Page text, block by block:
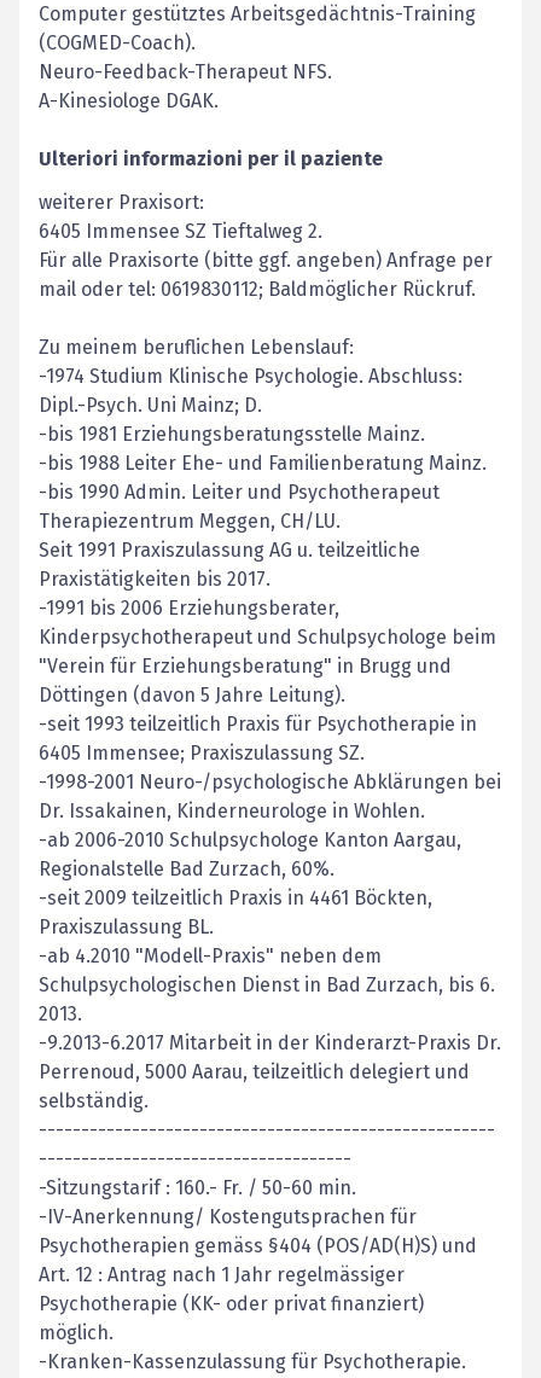
Computer gestütztes Arbeitsgedächtnis-Training
(COGMED-Coach).
Neuro-Feedback-Therapeut NFS.
A-Kinesiologe DGAK.
Ulteriori informazioni per il paziente
weiterer Praxisort:
6405 Immensee SZ Tieftalweg 2.
Für alle Praxisorte (bitte ggf. angeben) Anfrage per
mail oder tel: 0619830112; Baldmöglicher Rückruf.
Zu meinem beruflichen Lebenslauf:
-1974 Studium Klinische Psychologie. Abschluss:
Dipl.-Psych. Uni Mainz; D.
-bis 1981 Erziehungsberatungsstelle Mainz.
-bis 1988 Leiter Ehe- und Familienberatung Mainz.
-bis 1990 Admin. Leiter und Psychotherapeut
Therapiezentrum Meggen, CH/LU.
Seit 1991 Praxiszulassung AG u. teilzeitliche
Praxistätigkeiten bis 2017.
-1991 bis 2006 Erziehungsberater,
Kinderpsychotherapeut und Schulpsychologe beim
"Verein für Erziehungsberatung" in Brugg und
Döttingen (davon 5 Jahre Leitung).
-seit 1993 teilzeitlich Praxis für Psychotherapie in
6405 Immensee; Praxiszulassung SZ.
-1998-2001 Neuro-/psychologische Abklärungen bei
Dr. Issakainen, Kinderneurologe in Wohlen.
-ab 2006-2010 Schulpsychologe Kanton Aargau,
Regionalstelle Bad Zurzach, 60%.
-seit 2009 teilzeitlich Praxis in 4461 Böckten,
Praxiszulassung BL.
-ab 4.2010 "Modell-Praxis" neben dem
Schulpsychologischen Dienst in Bad Zurzach, bis 6.
2013.
-9.2013-6.2017 Mitarbeit in der Kinderarzt-Praxis Dr.
Perrenoud, 5000 Aarau, teilzeitlich delegiert und
selbständig.
------------------------------------------------------
-------------------------------------
-Sitzungstarif : 160.- Fr. / 50-60 min.
-IV-Anerkennung/ Kostengutsprachen für
Psychotherapien gemäss §404 (POS/AD(H)S) und
Art. 12 : Antrag nach 1 Jahr regelmässiger
Psychotherapie (KK- oder privat finanziert)
möglich.
-Kranken-Kassenzulassung für Psychotherapie.